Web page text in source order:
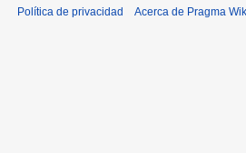
Política de privacidad Acerca de Pragma